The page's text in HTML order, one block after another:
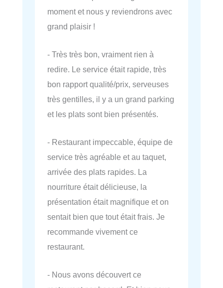
moment et nous y reviendrons avec
grand plaisir !
- Très très bon, vraiment rien à
redire. Le service était rapide, très
bon rapport qualité/prix, serveuses
très gentilles, il y a un grand parking
et les plats sont bien présentés.
- Restaurant impeccable, équipe de
service très agréable et au taquet,
arrivée des plats rapides. La
nourriture était délicieuse, la
présentation était magnifique et on
sentait bien que tout était frais. Je
recommande vivement ce
restaurant.
- Nous avons découvert ce